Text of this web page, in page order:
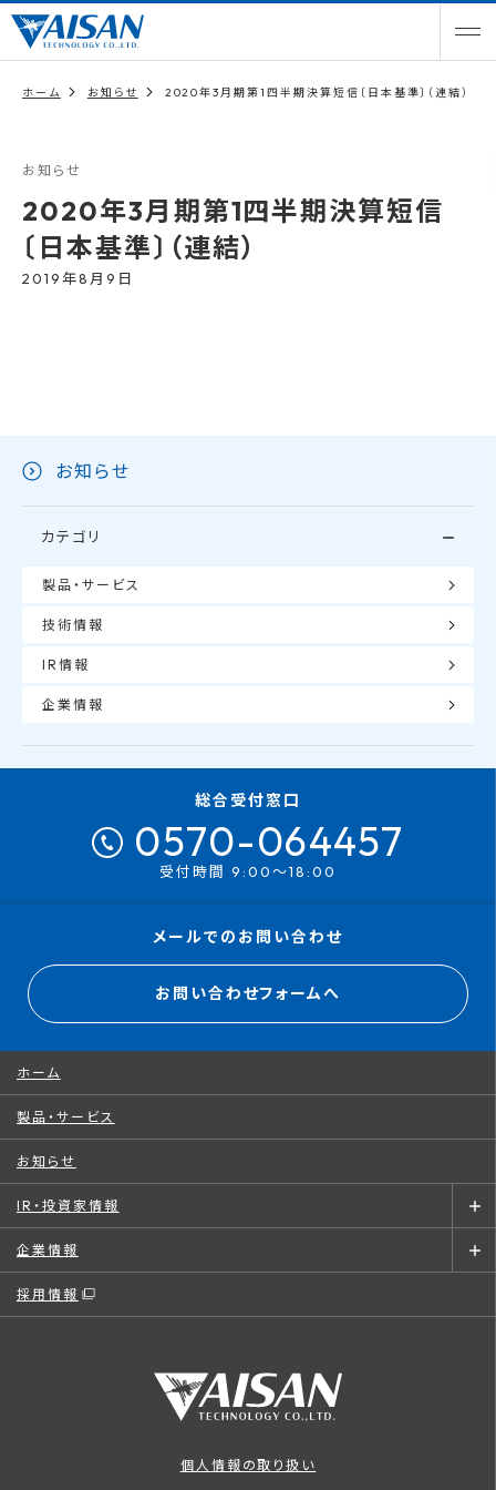
ホーム お知らせ 2020年3月期第1四半期決算短信〔日本基準〕（連結）
お知らせ
2020年3月期第1四半期決算短信
〔日本基準〕（連結）
2019年8月9日
お知らせ
カテゴリ
製品・サービス
技術情報
IR情報
企業情報
総合受付窓口
0570-064457
受付時間 9:00～18:00
メールでのお問い合わせ
お問い合わせフォームへ
ホーム
製品・サービス
お知らせ
IR・投資家情報
企業情報
採用情報
個人情報の取り扱い